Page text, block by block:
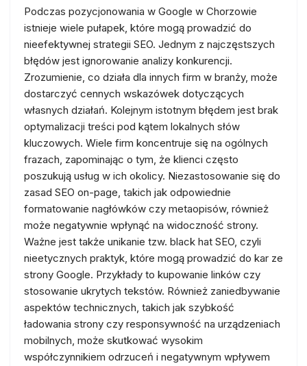
Podczas pozycjonowania w Google w Chorzowie
istnieje wiele pułapek, które mogą prowadzić do
nieefektywnej strategii SEO. Jednym z najczęstszych
błędów jest ignorowanie analizy konkurencji.
Zrozumienie, co działa dla innych firm w branży, może
dostarczyć cennych wskazówek dotyczących
własnych działań. Kolejnym istotnym błędem jest brak
optymalizacji treści pod kątem lokalnych słów
kluczowych. Wiele firm koncentruje się na ogólnych
frazach, zapominając o tym, że klienci często
poszukują usług w ich okolicy. Niezastosowanie się do
zasad SEO on-page, takich jak odpowiednie
formatowanie nagłówków czy metaopisów, również
może negatywnie wpłynąć na widoczność strony.
Ważne jest także unikanie tzw. black hat SEO, czyli
nieetycznych praktyk, które mogą prowadzić do kar ze
strony Google. Przykłady to kupowanie linków czy
stosowanie ukrytych tekstów. Również zaniedbywanie
aspektów technicznych, takich jak szybkość
ładowania strony czy responsywność na urządzeniach
mobilnych, może skutkować wysokim
współczynnikiem odrzuceń i negatywnym wpływem